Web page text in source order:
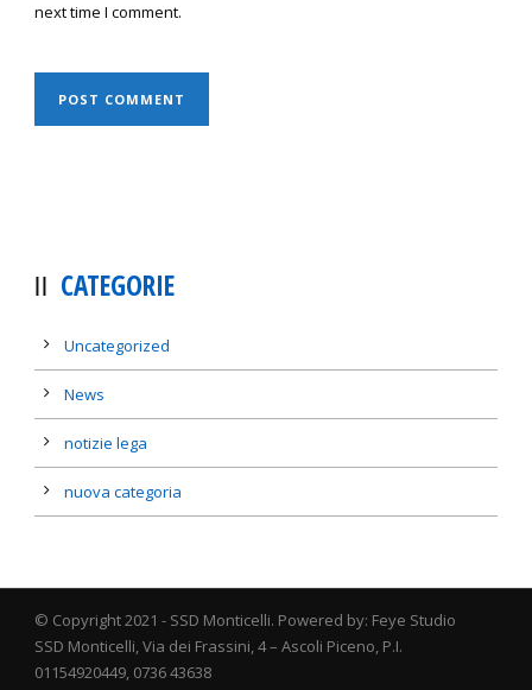
next time I comment.
CATEGORIE
Uncategorized
News
notizie lega
nuova categoria
© Copyright 2021 - SSD Monticelli. Powered by: Feye Studio
SSD Monticelli, Via dei Frassini, 4 – Ascoli Piceno, P.I.
01154920449, 0736 43638